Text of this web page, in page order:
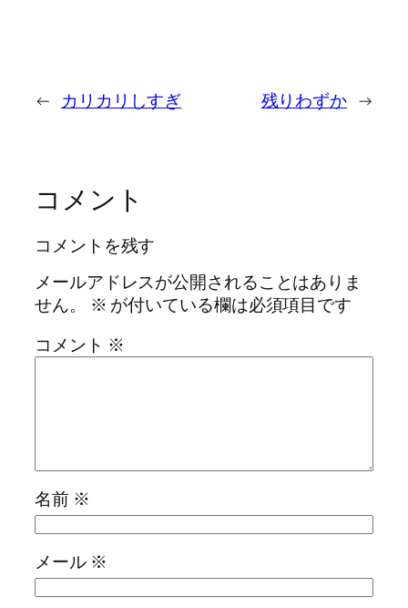
← カリカリしすぎ 残りわずか →
コメント
コメントを残す
メールアドレスが公開されることはありま
せん。
※ が付いている欄は必須項目です
コメント ※
名前 ※
メール ※